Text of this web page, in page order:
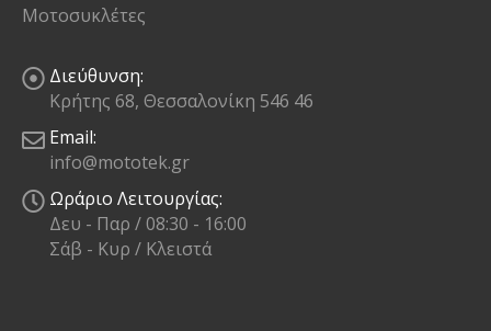
Μοτοσυκλέτες
Διεύθυνση:
Κρήτης 68, Θεσσαλονίκη 546 46
Email:
info@mototek.gr
Ωράριο Λειτουργίας:
Δευ - Παρ / 08:30 - 16:00
Σάβ - Κυρ / Κλειστά